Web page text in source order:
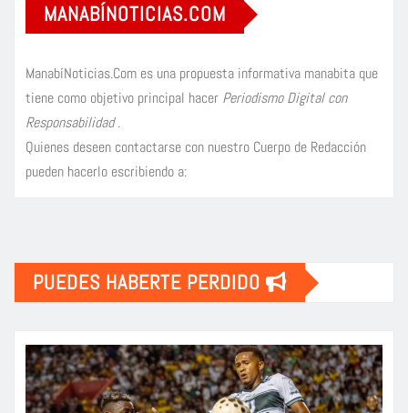
MANABÍNOTICIAS.COM
ManabíNoticias.Com es una propuesta informativa manabita que
tiene como objetivo principal hacer Periodismo Digital con
Responsabilidad.
Quienes deseen contactarse con nuestro Cuerpo de Redacción
pueden hacerlo escribiendo a:
PUEDES HABERTE PERDIDO